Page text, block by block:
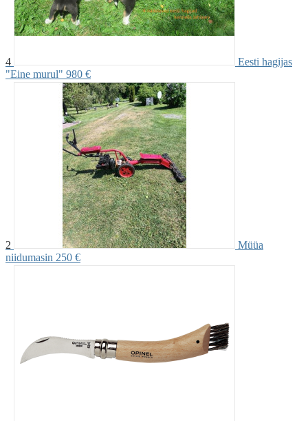
4
Eesti hagijas
"Eine murul" 980 €
2
Müüa
niidumasin 250 €